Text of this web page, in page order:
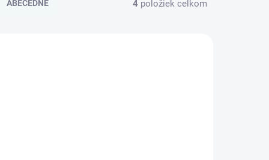
ABECEDNE 4 položiek celkom